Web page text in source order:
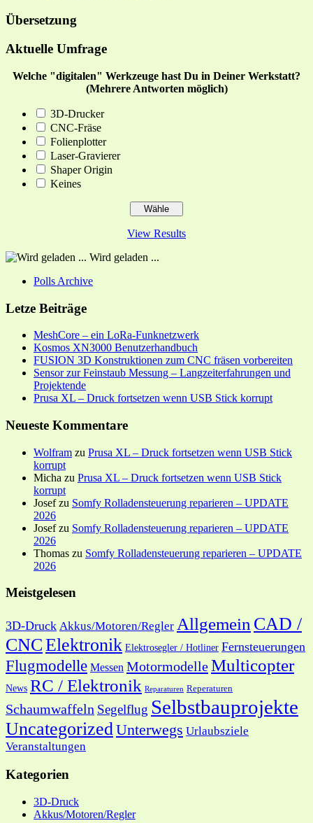
Übersetzung
Aktuelle Umfrage
Welche "digitalen" Werkzeuge hast Du in Deiner Werkstatt?
(Mehrere Antworten möglich)
3D-Drucker
CNC-Fräse
Folienplotter
Laser-Gravierer
Shaper Origin
Keines
View Results
Wird geladen ...
Polls Archive
Letze Beiträge
MeshCore – ein LoRa-Funknetzwerk
Kosmos XN3000 Benutzerhandbuch
FUSION 3D Konstruktionen zum CNC fräsen vorbereiten
Sensor zur Feinstaub Messung – Langzeiterfahrungen und
Projektende
Prusa XL – Druck fortsetzen wenn USB Stick korrupt
Neueste Kommentare
Wolfram zu Prusa XL – Druck fortsetzen wenn USB Stick
korrupt
Micha zu Prusa XL – Druck fortsetzen wenn USB Stick
korrupt
Josefzu Somfy Rolladensteuerung reparieren – UPDATE
2026
Josefzu Somfy Rolladensteuerung reparieren – UPDATE
2026
Thomas zu Somfy Rolladensteuerung reparieren – UPDATE
2026
Meistgelesen
3D-Druck Akkus/Motoren/Regler Allgemein CAD /
CNCElektronik Elektrosegler / Hotliner Fernsteuerungen
Flugmodelle Messen MotormodelleMulticopter
News RC / Elektronik Reparaturen Reperaturen
Schaumwaffeln Segelflug Selbstbauprojekte
UncategorizedUnterwegs Urlaubsziele
Veranstaltungen
Kategorien
3D-Druck
Akkus/Motoren/Regler